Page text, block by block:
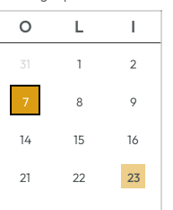
O L I
31 1 2
7 8 9
14 15 16
21 22 23